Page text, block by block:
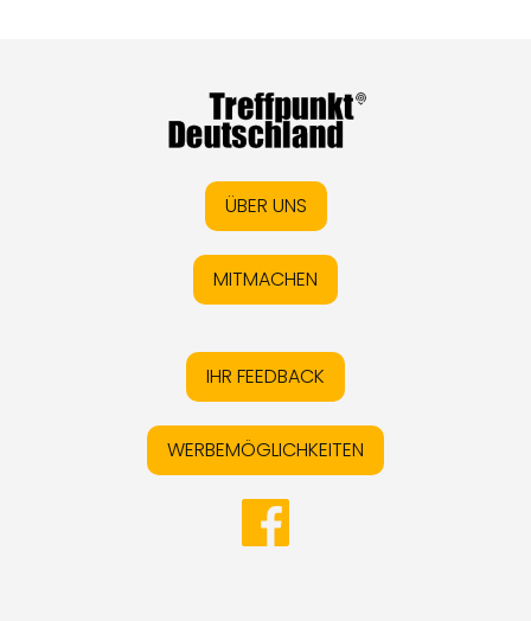
ÜBER UNS
MITMACHEN
IHR FEEDBACK
WERBEMÖGLICHKEITEN